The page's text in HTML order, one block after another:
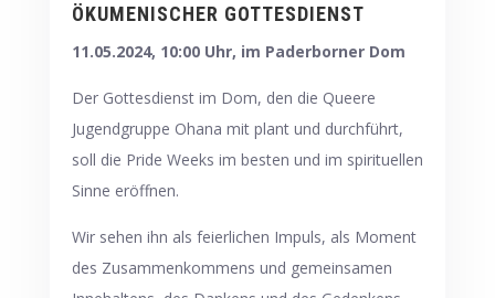
ÖKUMENISCHER GOTTESDIENST
11.05.2024, 10:00 Uhr, im Paderborner Dom
Der Gottesdienst im Dom, den die Queere
Jugendgruppe Ohana mit plant und durchführt,
soll die Pride Weeks im besten und im spirituellen
Sinne eröffnen.
Wir sehen ihn als feierlichen Impuls, als Moment
des Zusammenkommens und gemeinsamen